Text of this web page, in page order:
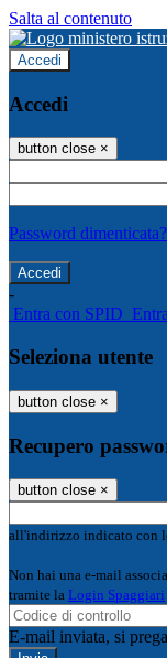
Salta al contenuto
Accedi
Accedi
button close ×
Password dimenticata?
-
Entra con SPID
Seleziona utente
button close ×
Recupero
button close ×
all'indirizzo indicato con
Non hai una e-mail
tramite la Login Spaggiari
E-mail inviata, si